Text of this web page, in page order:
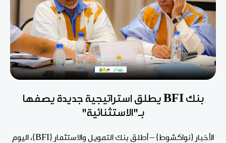
بنك BFI يطلق استراتيجية جديدة يصفها
بـ"الاستثنائية"
الأخبار (نواكشوط) – أطلق بنك التمويل والاستثمار (BFI)، اليوم